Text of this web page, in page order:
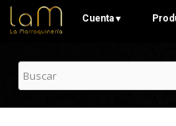
Cuenta▼